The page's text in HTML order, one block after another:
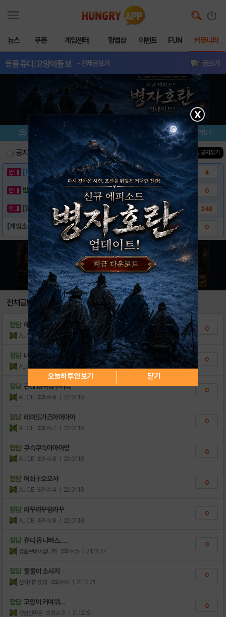
뉴스 쿠폰 게임센터 헝앱샵 이벤트 FUN 커뮤니티
동물쥬디:고양이돌보 - 전체글보기 글쓰기
이벤트/미션 설치/평가 즐겨찾기
공지사항 진행중인 이벤트 건 ▲ 공지접기
[이벤트] 웃음으로 매일매일 해피! 유머 게시.. 4
밥알이의 헝앱통신 ⑲ “밥알이, 드디어 멀티를.. 0
[안내] 헝그리앱 필수 상식! 밥알 획득 안내.. 248
[게임소개] - 동물쥬디: 고양이 돌보기 0
전체글보기
잡담 해는졌습니다
ALlCE 조회수:9 | 22.01.18
0
잡담 너이게 웃거지금?
ALlCE 조회수:7
0
잡담 근uha록멈주어라
ALlCE 조회수:9 | 22.01.18
0
잡담 레이드가즈아아아아
ALlCE 조회수:7 | 22.01.18
0
잡담 쿠슥쿠슥아아아앙
ALlCE 조회수:8 | 22.01.18
0
잡담 어솨ㅏ오오사
ALlCE 조회수:4 | 22.01.18
0
잡담 라꾸라꾸람라꾸
ALlCE 조회수:8 | 22.01.18
0
잡담 쥬디 옵니버스.....
뷰슬로바아십니까 조회수:5 | 21.12.27
0
잡담 줄줄이 소시지
산치피치빗치 조회수:5 | 21.12.21
0
잡담 고양이 커여워...
샛별한마음 조회수:3 | 21.12.19
0
X
오늘하루 안보기 닫기